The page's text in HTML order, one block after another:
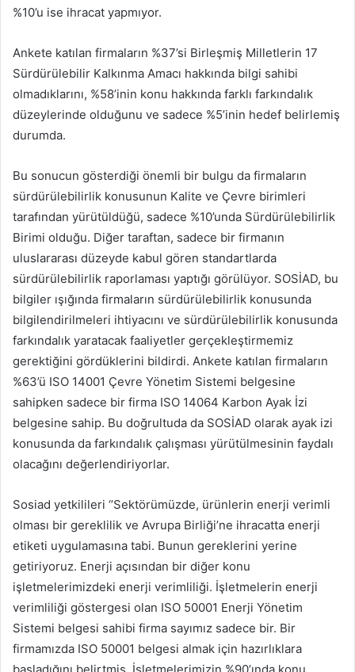
%10’u ise ihracat yapmıyor.
Ankete katılan firmaların %37’si Birleşmiş Milletlerin 17
Sürdürülebilir Kalkınma Amacı hakkında bilgi sahibi
olmadıklarını, %58’inin konu hakkında farklı farkındalık
düzeylerinde olduğunu ve sadece %5’inin hedef belirlemiş
durumda.
Bu sonucun gösterdiği önemli bir bulgu da firmaların
sürdürülebilirlik konusunun Kalite ve Çevre birimleri
tarafından yürütüldüğü, sadece %10’unda Sürdürülebilirlik
Birimi olduğu. Diğer taraftan, sadece bir firmanın
uluslararası düzeyde kabul gören standartlarda
sürdürülebilirlik raporlaması yaptığı görülüyor. SOSİAD, bu
bilgiler ışığında firmaların sürdürülebilirlik konusunda
bilgilendirilmeleri ihtiyacını ve sürdürülebilirlik konusunda
farkındalık yaratacak faaliyetler gerçekleştirmemiz
gerektiğini gördüklerini bildirdi. Ankete katılan firmaların
%63’ü ISO 14001 Çevre Yönetim Sistemi belgesine
sahipken sadece bir firma ISO 14064 Karbon Ayak İzi
belgesine sahip. Bu doğrultuda da SOSİAD olarak ayak izi
konusunda da farkındalık çalışması yürütülmesinin faydalı
olacağını değerlendiriyorlar.
Sosiad yetkilileri ‘’Sektörümüzde, ürünlerin enerji verimli
olması bir gereklilik ve Avrupa Birliği’ne ihracatta enerji
etiketi uygulamasına tabi. Bunun gereklerini yerine
getiriyoruz. Enerji açısından bir diğer konu
işletmelerimizdeki enerji verimliliği. İşletmelerin enerji
verimliliği göstergesi olan ISO 50001 Enerji Yönetim
Sistemi belgesi sahibi firma sayımız sadece bir. Bir
firmamızda ISO 50001 belgesi almak için hazırlıklara
başladığını belirtmiş. İşletmelerimizin %90’ında konu